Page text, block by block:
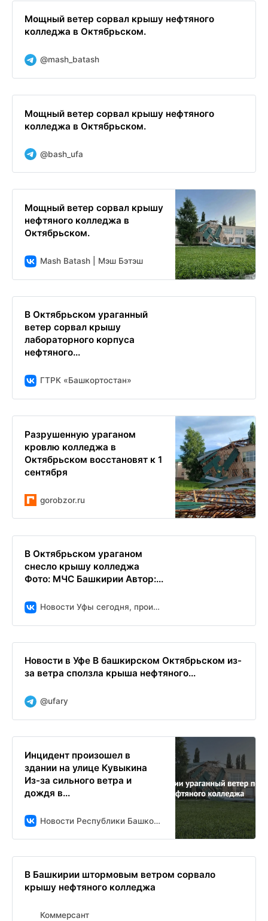
Мощный ветер сорвал крышу нефтяного
колледжа в Октябрьском.
@mash_batash
Мощный ветер сорвал крышу нефтяного
колледжа в Октябрьском.
@bash_ufa
Мощный ветер сорвал крышу
нефтяного колледжа в
Октябрьском.
Mash Batash | Мэш Бэтэш
В Октябрьском ураганный
ветер сорвал крышу
лабораторного корпуса
нефтяного...
ГТРК «Башкортостан»
Разрушенную ураганом
кровлю колледжа в
Октябрьском восстановят к 1
сентября
gorobzor.ru
В Октябрьском ураганом
снесло крышу колледжа
Фото: МЧС Башкирии Автор:...
Новости Уфы сегодня, происшествия, ЧП и ДТП
Новости в Уфе В башкирском Октябрьском из-
за ветра сползла крыша нефтяного...
@ufary
Инцидент произошел в
здании на улице Кувыкина
Из-за сильного ветра и
дождя в...
Новости Республики Башкортостан и Уфы ( БСТ )
В Башкирии штормовым ветром сорвало
крышу нефтяного колледжа
Коммерсант